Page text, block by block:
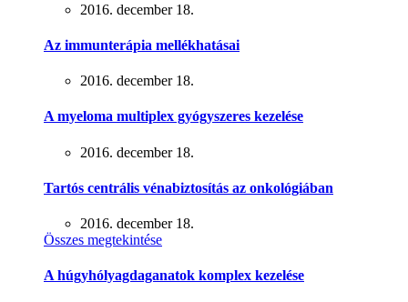
2016. december 18.
Az immunterápia mellékhatásai
2016. december 18.
A myeloma multiplex gyógyszeres kezelése
2016. december 18.
Tartós centrális vénabiztosítás az onkológiában
2016. december 18.
Összes megtekintése
A húgyhólyagdaganatok komplex kezelése